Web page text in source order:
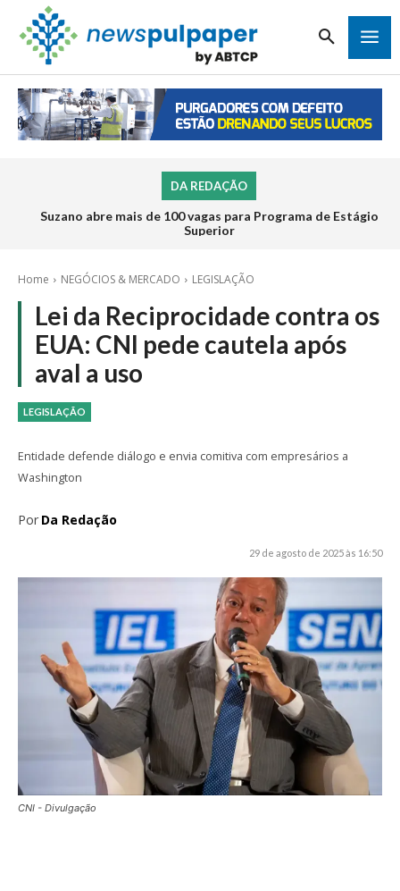
DA REDAÇÃO
Suzano abre mais de 100 vagas para Programa de Estágio
Superior
Home NEGÓCIOS & MERCADO LEGISLAÇÃO
Lei da Reciprocidade contra os
EUA: CNI pede cautela após
aval a uso
LEGISLAÇÃO
Entidade defende diálogo e envia comitiva com empresários a
Washington
Por Da Redação
29 de agosto de 2025 às 16:50
CNI - Divulgação